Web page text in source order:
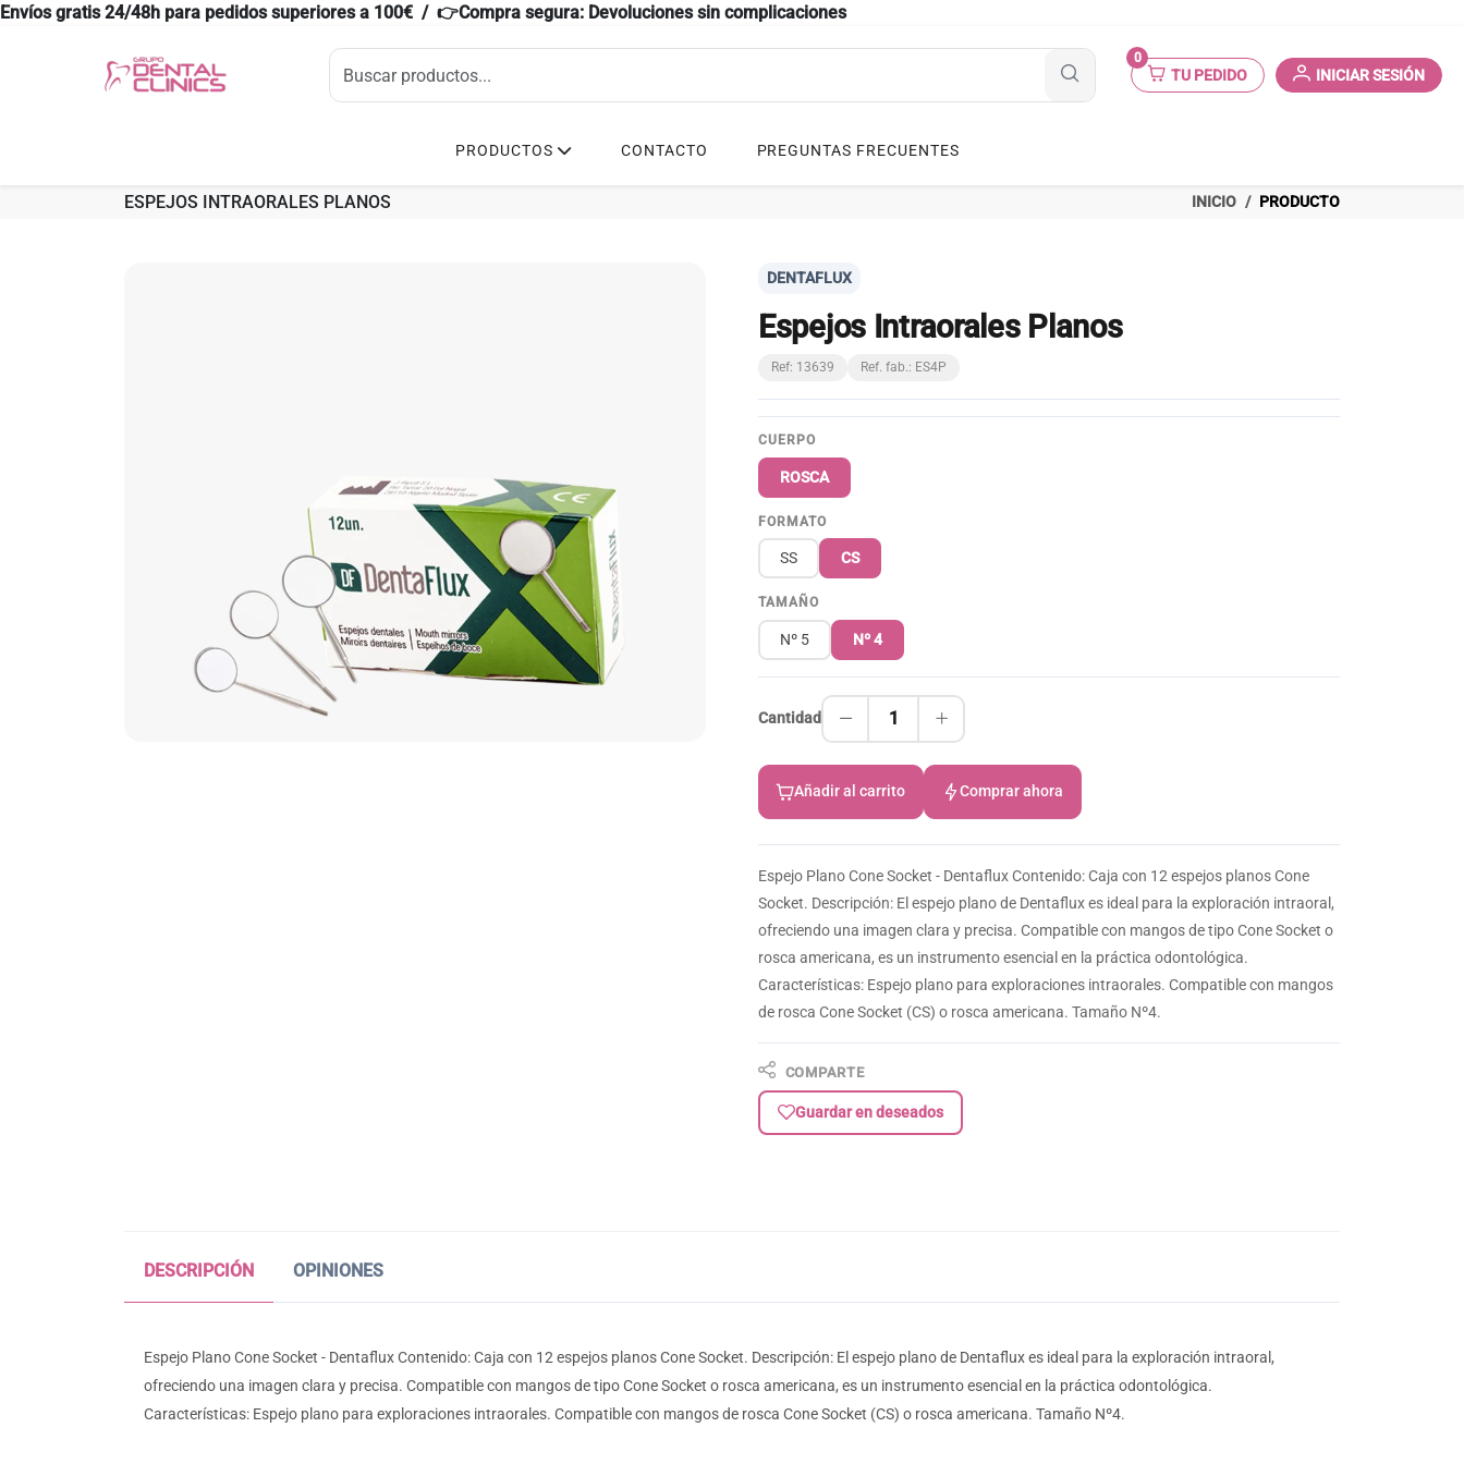
Envíos gratis 24/48h para pedidos superiores a 100€ / 👉Compra segura: Devoluciones sin complicaciones
0
TU PEDIDO INICIAR SESIÓN
PRODUCTOS CONTACTO PREGUNTAS FRECUENTES
ESPEJOS INTRAORALES PLANOS INICIO PRODUCTO
DENTAFLUX
Espejos Intraorales Planos
Ref: 13639 Ref. fab.: ES4P
CUERPO
ROSCA
FORMATO
SS CS
TAMAÑO
Nº 5 Nº 4
Cantidad 1
Añadir al carrito Comprar ahora
Espejo Plano Cone Socket - Dentaflux Contenido: Caja con 12 espejos planos Cone
Socket. Descripción: El espejo plano de Dentaflux es ideal para la exploración intraoral,
ofreciendo una imagen clara y precisa. Compatible con mangos de tipo Cone Socket o
rosca americana, es un instrumento esencial en la práctica odontológica.
Características: Espejo plano para exploraciones intraorales. Compatible con mangos
de rosca Cone Socket (CS) o rosca americana. Tamaño Nº4.
COMPARTE
Guardar en deseados
DESCRIPCIÓN OPINIONES
Espejo Plano Cone Socket - Dentaflux Contenido: Caja con 12 espejos planos Cone Socket. Descripción: El espejo plano de Dentaflux es ideal para la exploración intraoral,
ofreciendo una imagen clara y precisa. Compatible con mangos de tipo Cone Socket o rosca americana, es un instrumento esencial en la práctica odontológica.
Características: Espejo plano para exploraciones intraorales. Compatible con mangos de rosca Cone Socket (CS) o rosca americana. Tamaño Nº4.